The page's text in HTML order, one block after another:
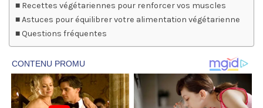
Recettes végétariennes pour renforcer vos muscles
Astuces pour équilibrer votre alimentation végétarienne
Questions fréquentes